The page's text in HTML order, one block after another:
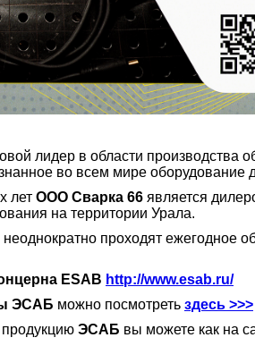
лидер в области производства
во всем мире оборудование
лет ООО Сварка 66 является
на территории Урала.
проходят
ESAB http://www.esab.ru/
ЭСАБ можно посмотреть здесь >>>
продукцию ЭСАБ вы можете как на